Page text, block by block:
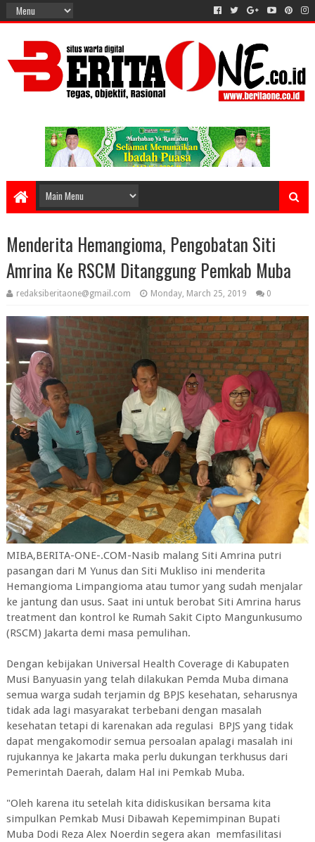
Menderita Hemangioma, Pengobatan Siti
Amrina Ke RSCM Ditanggung Pemkab Muba
redaksiberitaone@gmail.com Monday, March 25, 2019 0
MIBA,BERITA-ONE-.COM-Nasib malang Siti Amrina putri
pasangan dari M Yunus dan Siti Mukliso ini menderita
Hemangioma Limpangioma atau tumor yang sudah menjalar
ke jantung dan usus. Saat ini untuk berobat Siti Amrina harus
treatment dan kontrol ke Rumah Sakit Cipto Mangunkusumo
(RSCM) Jakarta demi masa pemulihan.
Dengan kebijakan Universal Health Coverage di Kabupaten
Musi Banyuasin yang telah dilakukan Pemda Muba dimana
semua warga sudah terjamin dg BPJS kesehatan, seharusnya
tidak ada lagi masyarakat terbebani dengan masalah
kesehatan tetapi di karenakan ada regulasi BPJS yang tidak
dapat mengakomodir semua persoalan apalagi masalah ini
rujukannya ke Jakarta maka perlu dukungan terkhusus dari
Pemerintah Daerah, dalam Hal ini Pemkab Muba.
"Oleh karena itu setelah kita didiskusikan bersama kita
simpulkan Pemkab Musi Dibawah Kepemimpinan Bupati
Muba Dodi Reza Alex Noerdin segera akan memfasilitasi